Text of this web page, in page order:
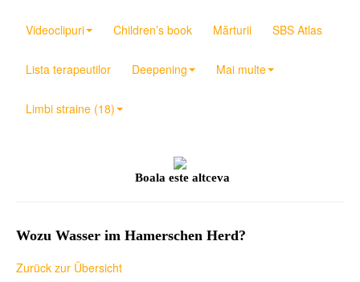
Videoclipuri Children’s book Mărturii SBS Atlas
Lista terapeutilor Deepening Mai multe
Limbi straine (18)
Boala este altceva
Wozu Wasser im Hamerschen Herd?
Zurück zur Übersicht